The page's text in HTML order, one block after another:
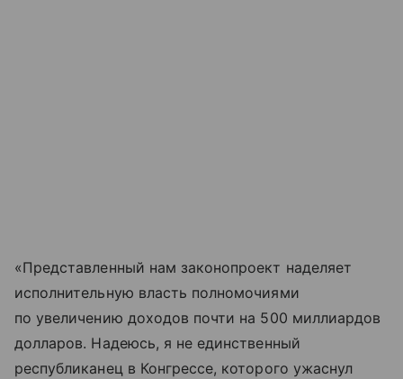
«Представленный нам законопроект наделяет
исполнительную власть полномочиями
по увеличению доходов почти на 500 миллиардов
долларов. Надеюсь, я не единственный
республиканец в Конгрессе, которого ужаснул